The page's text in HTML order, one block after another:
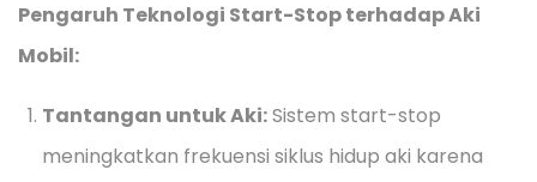
Pengaruh Teknologi Start-Stop terhadap Aki
Mobil:
Tantangan untuk Aki:Sistem start-stop
meningkatkan frekuensi siklus hidup aki karena